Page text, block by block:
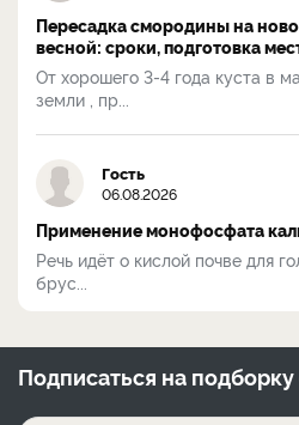
Пересадка смородины на
весной: сроки, подготовка
От хорошего 3-4 года куста в
земли , пр...
Гость
06.08.2026
Применение монофосфата
Речь идёт о кислой почве для
брус...
Подписаться на подборку